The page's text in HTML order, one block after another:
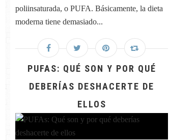
poliinsaturada, o PUFA. Básicamente, la dieta
moderna tiene demasiado...
PUFAS: QUÉ SON Y POR QUÉ
DEBERÍAS DESHACERTE DE
ELLOS